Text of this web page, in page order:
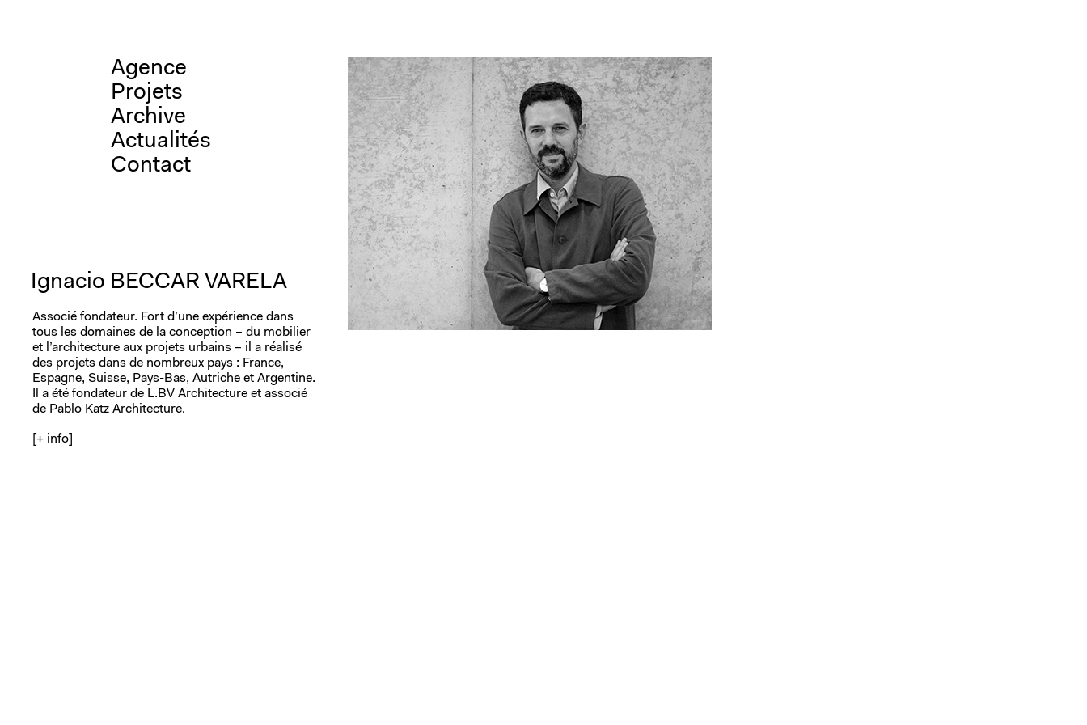
Agence
Projets
Archive
Actualités
Contact
Ignacio BECCAR VARELA
Associé fondateur. Fort d’une expérience dans
tous les domaines de la conception – du mobilier
et l’architecture aux projets urbains – il a réalisé
des projets dans de nombreux pays : France,
Espagne, Suisse, Pays-Bas, Autriche et Argentine.
Il a été fondateur de L.BV Architecture et associé
de Pablo Katz Architecture.
[+ info]